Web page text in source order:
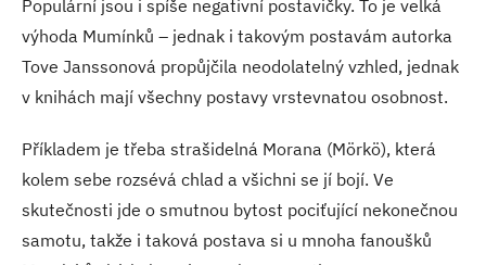
Populární jsou i spíše negativní postavičky. To je velká
výhoda Mumínků – jednak i takovým postavám autorka
Tove Janssonová propůjčila neodolatelný vzhled, jednak
v knihách mají všechny postavy vrstevnatou osobnost.
Příkladem je třeba strašidelná Morana (Mörkö), která
kolem sebe rozsévá chlad a všichni se jí bojí. Ve
skutečnosti jde o smutnou bytost pociťující nekonečnou
samotu, takže i taková postava si u mnoha fanoušků